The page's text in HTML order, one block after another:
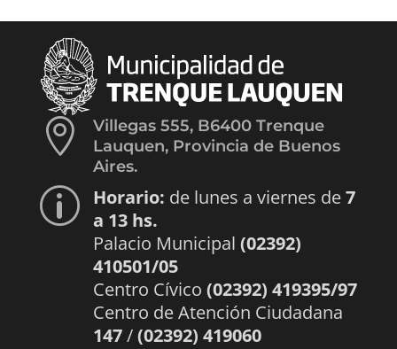

Villegas 555, B6400 Trenque
Lauquen, Provincia de Buenos
Aires.
p Horario: de lunes a viernes de7
a 13 hs.
Palacio Municipal (02392)
410501/05
Centro Cívico (02392) 419395/97
Centro de Atención Ciudadana
147/(02392) 419060